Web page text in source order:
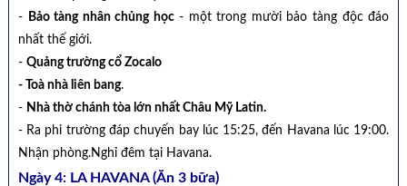
-
Bảo tàng nhân chủng học- một trong mười bảo tàng độc đáo
nhất thế giới.
- Quảng trường cổ Zocalo
- Toà nhà liên bang.
- Nhà thờ chánh tòa lớn nhất Châu Mỹ Latin.
- Ra phi trường đáp chuyến bay lúc 15:25, đến Havana lúc 19:00.
Nhận phòng.Nghỉ đêm tại Havana.
Ngày 4: LA HAVANA (Ăn 3 bữa)